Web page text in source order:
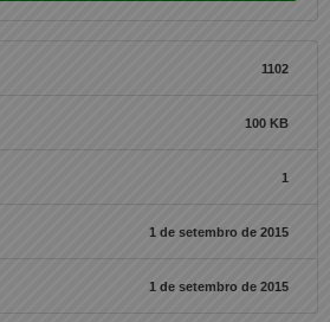
1102
100 KB
1
1 de setembro de 2015
1 de setembro de 2015